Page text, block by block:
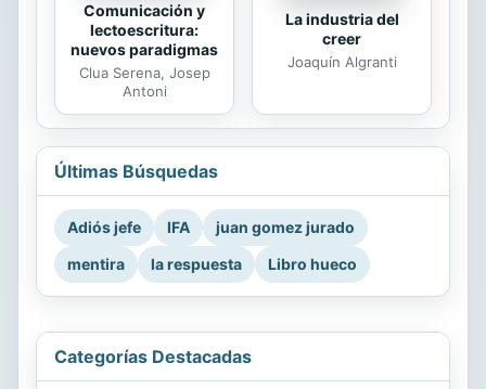
Comunicación y
lectoescritura:
nuevos paradigmas
Clua Serena, Josep
Antoni
La industria del
creer
Joaquín Algranti
Últimas Búsquedas
Adiós jefe IFA
juan gomez jurado
mentira
la respuesta Libro hueco
Categorías Destacadas